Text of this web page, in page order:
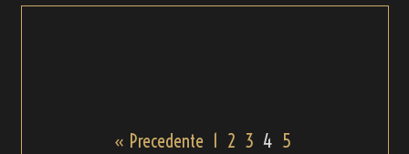
« Precedente 1 2 3 4 5